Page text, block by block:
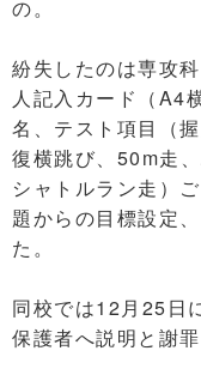
の。
紛失したのは専攻
人記入カード（A4
名、テスト項目（
復横跳び、50m走
シャトルラン走）
題からの目標設定
た。
同校では12月25日
保護者へ説明と謝罪